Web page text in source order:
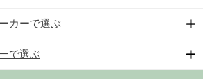
カーで選ぶ
で選ぶ